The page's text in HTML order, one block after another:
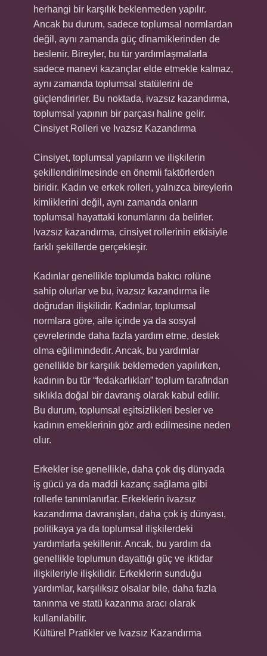
herhangi bir karşılık beklenmeden yapılır.
Ancak bu durum, sadece toplumsal normlardan
değil, aynı zamanda güç dinamiklerinden de
beslenir. Bireyler, bu tür yardımlaşmalarla
sadece manevi kazançlar elde etmekle kalmaz,
aynı zamanda toplumsal statülerini de
güçlendirirler. Bu noktada, ivazsız kazandırma,
toplumsal yapının bir parçası haline gelir.
Cinsiyet Rolleri ve Ivazsız Kazandırma
Cinsiyet, toplumsal yapıların ve ilişkilerin
şekillendirilmesinde en önemli faktörlerden
biridir. Kadın ve erkek rolleri, yalnızca bireylerin
kimliklerini değil, aynı zamanda onların
toplumsal hayattaki konumlarını da belirler.
Ivazsız kazandırma, cinsiyet rollerinin etkisiyle
farklı şekillerde gerçekleşir.
Kadınlar genellikle toplumda bakıcı rolüne
sahip olurlar ve bu, ivazsız kazandırma ile
doğrudan ilişkilidir. Kadınlar, toplumsal
normlara göre, aile içinde ya da sosyal
çevrelerinde daha fazla yardım etme, destek
olma eğilimindedir. Ancak, bu yardımlar
genellikle bir karşılık beklemeden yapılırken,
kadının bu tür “fedakarlıkları” toplum tarafından
sıklıkla doğal bir davranış olarak kabul edilir.
Bu durum, toplumsal eşitsizlikleri besler ve
kadının emeklerinin göz ardı edilmesine neden
olur.
Erkekler ise genellikle, daha çok dış dünyada
iş gücü ya da maddi kazanç sağlama gibi
rollerle tanımlanırlar. Erkeklerin ivazsız
kazandırma davranışları, daha çok iş dünyası,
politikaya ya da toplumsal ilişkilerdeki
yardımlarla şekillenir. Ancak, bu yardım da
genellikle toplumun dayattığı güç ve iktidar
ilişkileriyle ilişkilidir. Erkeklerin sunduğu
yardımlar, karşılıksız olsalar bile, daha fazla
tanınma ve statü kazanma aracı olarak
kullanılabilir.
Kültürel Pratikler ve Ivazsız Kazandırma